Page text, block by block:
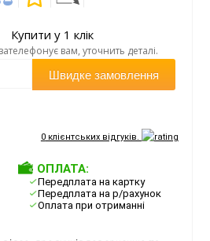
Купити у 1 клік
вам, уточнить деталі.
Швидке замовлення
0клієнтських відгуків.
ОПЛАТА:
Передплата на картку
Передплата на р/рахунок
Оплата при отриманні